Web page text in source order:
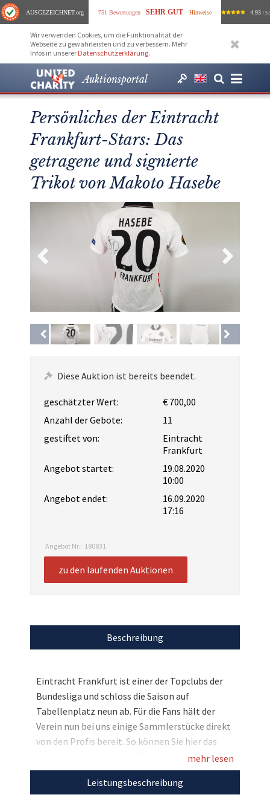
AUSGEZEICHNET.org 751 Bewertungen SEHR GUT Hinweise 4.93 /
Wir verwenden Cookies, um die Funktionalität der
Webseite zu gewährleisten und zu verbessern. Mehr
Infos in unserer Datenschutzerklärung.
Auktionsportal
Persönliches der Eintracht
Frankfurt-Stars: Das
getragene und signierte
Trikot von Makoto Hasebe
Diese Auktion ist bereits beendet.
geschätzter Wert:
€ 700,00
Anzahl der Gebote:
11
gestiftet von:
Eintracht
Frankfurt
Angebot startet:
19.08.2020
10:00
Angebot endet:
16.09.2020
17:16
Angebot Nr.: 180831
zu den laufenden Auktionen
Beschreibung
Eintracht Frankfurt ist einer der Topclubs der
Bundesliga und schloss die Saison auf
Tabellenplatz neun ab. Für die Fans hält der
Verein nun bei uns einige Sammlerstücke direkt
von den Profis bereit. So können Sie hier das
getragene und signierte Trikot von Makoto
Hasebe ersteigern. Ein ganz persönliches
Saisonandenken – bieten Sie mit!
mehr lesen
Leistungsbeschreibung